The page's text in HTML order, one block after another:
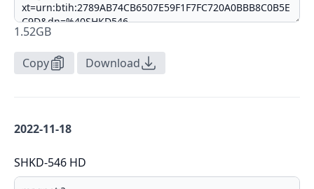
1.52GB
Copy Download
2022-11-18
SHKD-546 HD